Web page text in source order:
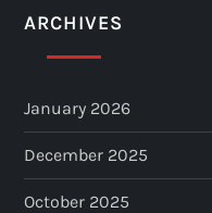
ARCHIVES
January 2026
December 2025
October 2025